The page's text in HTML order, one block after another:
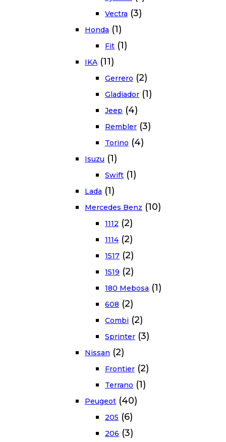
Vectra (3)
Honda (1)
Fit (1)
IKA (11)
Gerrero (2)
Gladiador (1)
Jeep (4)
Rembler (3)
Torino (4)
Isuzu (1)
Swift (1)
Lada (1)
Mercedes Benz (10)
1112 (2)
1114 (2)
1517 (2)
1519 (2)
180 Mebosa (1)
608 (2)
Combi (2)
Sprinter (3)
Nissan (2)
Frontier (2)
Terrano (1)
Peugeot (40)
205 (6)
206 (3)